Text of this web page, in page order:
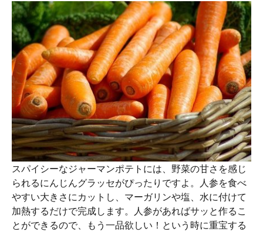
スパイシーなジャーマンポテトには、野菜の甘さを感じ
られるにんじんグラッセがぴったりですよ。人参を食べ
やすい大きさにカットし、マーガリンや塩、水に付けて
加熱するだけで完成します。人参があればサッと作るこ
とができるので、もう一品欲しい！という時に重宝する